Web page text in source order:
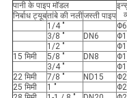
पानी के पाइप मॉडल
निर्बाध ट्यूबतांबे की नलीजस्ती पाइप
1/4 "
Φ6
3/8 "
DN6
1/2 "
15 मिमी
5/8 " DN8
3/4 "
22 मिमी
7/8 " ND15
25 मिमी
1 "